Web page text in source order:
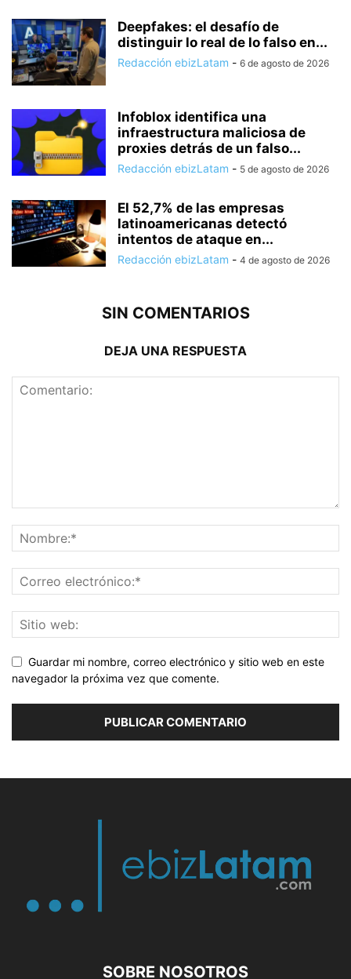
Deepfakes: el desafío de
distinguir lo real de lo falso en...
Redacción ebizLatam - 6 de agosto de 2026
Infoblox identifica una
infraestructura maliciosa de
proxies detrás de un falso...
Redacción ebizLatam - 5 de agosto de 2026
El 52,7% de las empresas
latinoamericanas detectó
intentos de ataque en...
Redacción ebizLatam - 4 de agosto de 2026
SIN COMENTARIOS
DEJA UNA RESPUESTA
Guardar mi nombre, correo electrónico y sitio web en este
navegador la próxima vez que comente.
SOBRE NOSOTROS